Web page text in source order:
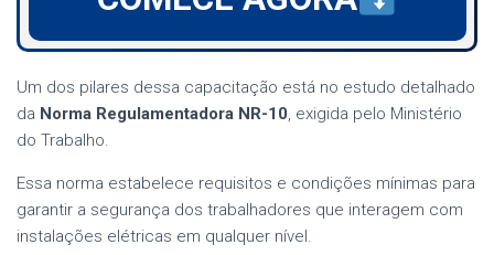
Um dos pilares dessa capacitação está no estudo detalhado
da Norma Regulamentadora NR-10, exigida pelo Ministério
do Trabalho.
Essa norma estabelece requisitos e condições mínimas para
garantir a segurança dos trabalhadores que interagem com
instalações elétricas em qualquer nível.